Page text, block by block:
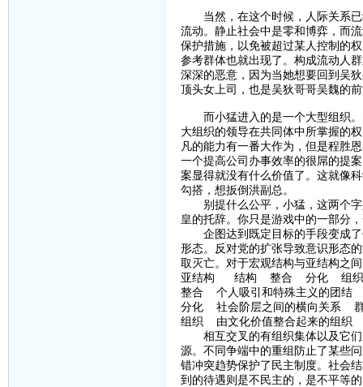
当然，在这个时候，人际关系已
流动。静止社会中是零和博弈，而
保护措施，以免被超过某人控制的
参考群体也就出现了。构成流动人
深深的恶意，因为当她想要回到吴
顶头女上司，也是吴狄哥哥吴魏的
而小猛进入的是一个大型组织。
大组织的领导在共同体中所掌握的
凡的能力有一番大作为，但是程胜
一个提高公司办事效率的很屌的提
案显得就没有什么价值了。这就像
勾搭，想扳倒洪副总。
别提什么公平，小猛，这两个字
皇的托辞。你只是游戏中的一部分
企图达到既定目标的手段变成了
形态。反对党的扩张导致意识形态
取灭亡。对于宏观结构与亚结构之
亚结构 结构 整合 分化 组织
整合 个人吸引和特殊主义的团结
分化 社会阶层之间的横向关系
组织 由文化价值整合起来的组织
相互交叉的有组织集体以及它们
源。不同争端中的重组防止了某些
错冲突趋势保护了民主制度。社会
到的待遇则是不民主的，是不平等